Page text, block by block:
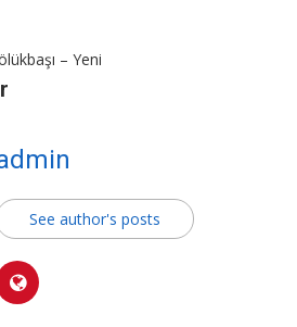
– Yeni
See author's posts